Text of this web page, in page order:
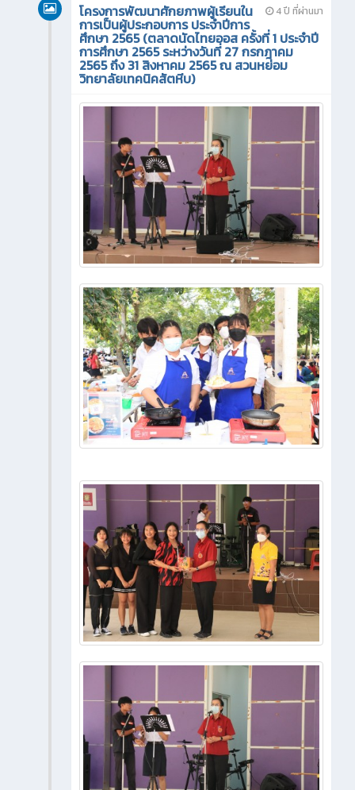
4 ปี ที่ผ่านมา
โครงการพัฒนาศักยภาพผู้เรียนใน
การเป็นผู้ประกอบการ ประจำปีการ
ศึกษา 2565 (ตลาดนัดไทยออส ครั้งที่ 1 ประจำปี
การศึกษา 2565 ระหว่างวันที่ 27 กรกฎาคม
2565 ถึง 31 สิงหาคม 2565 ณ สวนหย่อม
วิทยาลัยเทคนิคสัตหีบ)